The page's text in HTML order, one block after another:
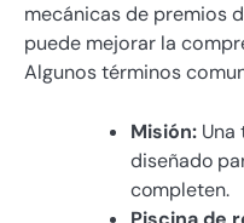
mecánicas de premios
puede mejorar la
Algunos términos
Misión:
diseñado
completen.